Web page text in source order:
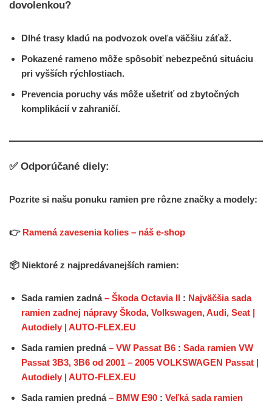
dovolenkou?
Dlhé trasy kladú na podvozok oveľa väčšiu záťaž.
Pokazené rameno môže spôsobiť nebezpečnú situáciu
pri vyšších rýchlostiach.
Prevencia poruchy vás môže ušetriť od zbytočných
komplikácií v zahraničí.
✅ Odporúčané diely:
Pozrite si našu ponuku ramien pre rôzne značky a modely:
👉 Ramená zavesenia kolies – náš e-shop
📦 Niektoré z najpredávanejších ramien:
Sada ramien zadná– Škoda Octavia II : Najväčšia sada
ramien zadnej nápravy Škoda, Volkswagen, Audi, Seat |
Autodiely | AUTO-FLEX.EU
Sada ramien predná– VW Passat B6 : Sada ramien VW
Passat 3B3, 3B6 od 2001 – 2005 VOLKSWAGEN Passat |
Autodiely | AUTO-FLEX.EU
Sada ramien predná– BMW E90 : Veľká sada ramien